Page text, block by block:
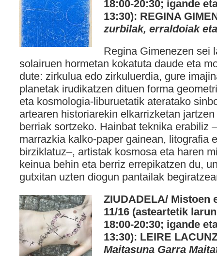
18:00-20:30; igande
13:30): REGINA
zurbilak, erraldoiak
Regina Gimenezen sei
solairuen hormetan kokatuta daude eta
dute: zirkulua edo zirkuluerdia, gure
planetak irudikatzen dituen forma
eta kosmologia-liburuetatik ateratako
artearen historiarekin elkarrizketan
berriak sortzeko. Hainbat teknika erabiliz
marrazkia kalko-paper gainean, litografia
birziklatuz–, artistak kosmosa eta haren
keinua behin eta berriz errepikatzen du,
gutxitan uzten diogun pantailak
ZIUDADELA/ Mistoen
11/16 (asteartetik
18:00-20:30; igande
13:30): LEIRE
Maitasuna Garra